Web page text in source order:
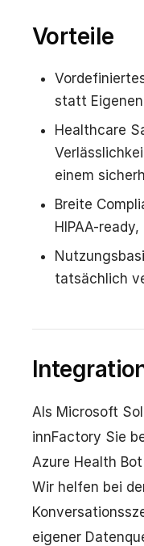
Vorteile
statt
Healthcare
einem
Breite
HIPAA-ready,
tatsächlich
Als Microsoft
innFactory Sie
Azure Health
Wir helfen bei
eigener